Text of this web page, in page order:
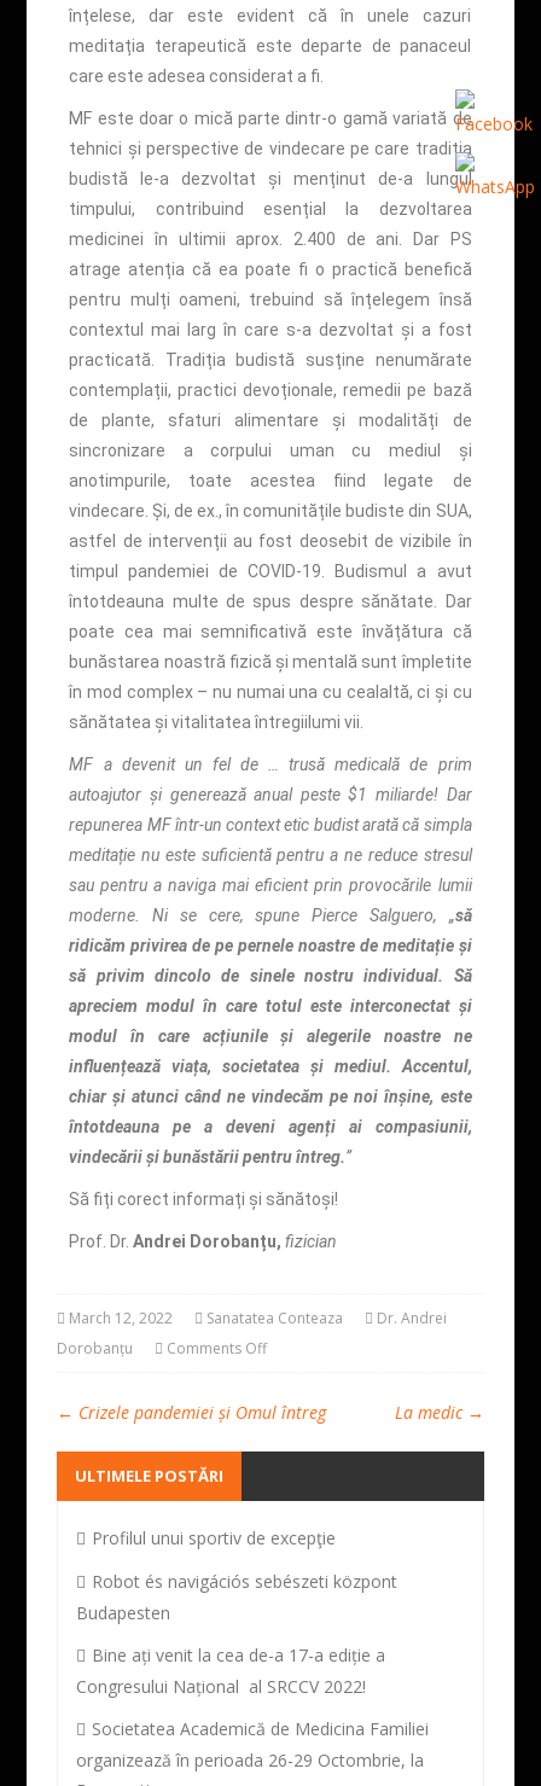
înțelese, dar este evident că în unele cazuri
meditația terapeutică este departe de panaceul
care este adesea considerat a fi.
MF este doar o mică parte dintr-o gamă variată de
tehnici și perspective de vindecare pe care tradiția
budistă le-a dezvoltat și menținut de-a lungul
timpului, contribuind esențial la dezvoltarea
medicinei în ultimii aprox. 2.400 de ani. Dar PS
atrage atenția că ea poate fi o practică benefică
pentru mulți oameni, trebuind să înțelegem însă
contextul mai larg în care s-a dezvoltat și a fost
practicată. Tradiția budistă susține nenumărate
contemplații, practici devoționale, remedii pe bază
de plante, sfaturi alimentare și modalități de
sincronizare a corpului uman cu mediul și
anotimpurile, toate acestea fiind legate de
vindecare. Și, de ex., în comunitățile budiste din SUA,
astfel de intervenții au fost deosebit de vizibile în
timpul pandemiei de COVID-19. Budismul a avut
întotdeauna multe de spus despre sănătate. Dar
poate cea mai semnificativă este învățătura că
bunăstarea noastră fizică și mentală sunt împletite
în mod complex – nu numai una cu cealaltă, ci și cu
sănătatea și vitalitatea întregiilumi vii.
MF a devenit un fel de … trusă medicală de prim
autoajutor și generează anual peste $1 miliarde! Dar
repunerea MF într-un context etic budist arată că simpla
meditație nu este suficientă pentru a ne reduce stresul
sau pentru a naviga mai eficient prin provocările lumii
moderne. Ni se cere, spune Pierce Salguero, „să
ridicăm privirea de pe pernele noastre de meditație și
să privim dincolo de sinele nostru individual.
Să
apreciem modul în care totul este interconectat și
modul în care acțiunile și alegerile noastre ne
influențează viața, societatea și mediul. Accentul,
chiar și atunci când ne vindecăm pe noi înșine, este
întotdeauna pe a deveni agenți ai compasiunii,
vindecării și bunăstării pentru întreg.”
Să fiți corect informați și sănătoși!
Prof. Dr.Andrei Dorobanțu,fizician
March 12, 2022 Sanatatea Conteaza
Dr. Andrei
Dorobanțu
Comments Off
← Crizele pandemiei și Omul întreg La medic →
ULTIMELE POSTĂRI
Profilul unui sportiv de excepţie
Robot és navigációs sebészeti központ
Budapesten
Bine ați venit la cea de-a 17-a ediție a
Congresului Național al SRCCV 2022!
Societatea Academică de Medicina Familiei
organizează în perioada 26-29 Octombrie, la